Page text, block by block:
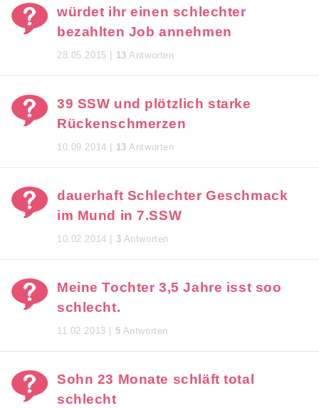
würdet ihr einen schlechter
bezahlten Job annehmen
28.05.2015 | 13 Antworten
39 SSW und plötzlich starke
Rückenschmerzen
10.09.2014 | 13 Antworten
dauerhaft Schlechter Geschmack
im Mund in 7.SSW
10.02.2014 | 3 Antworten
Meine Tochter 3,5 Jahre isst soo
schlecht.
11.02.2013 | 5 Antworten
Sohn 23 Monate schläft total
schlecht